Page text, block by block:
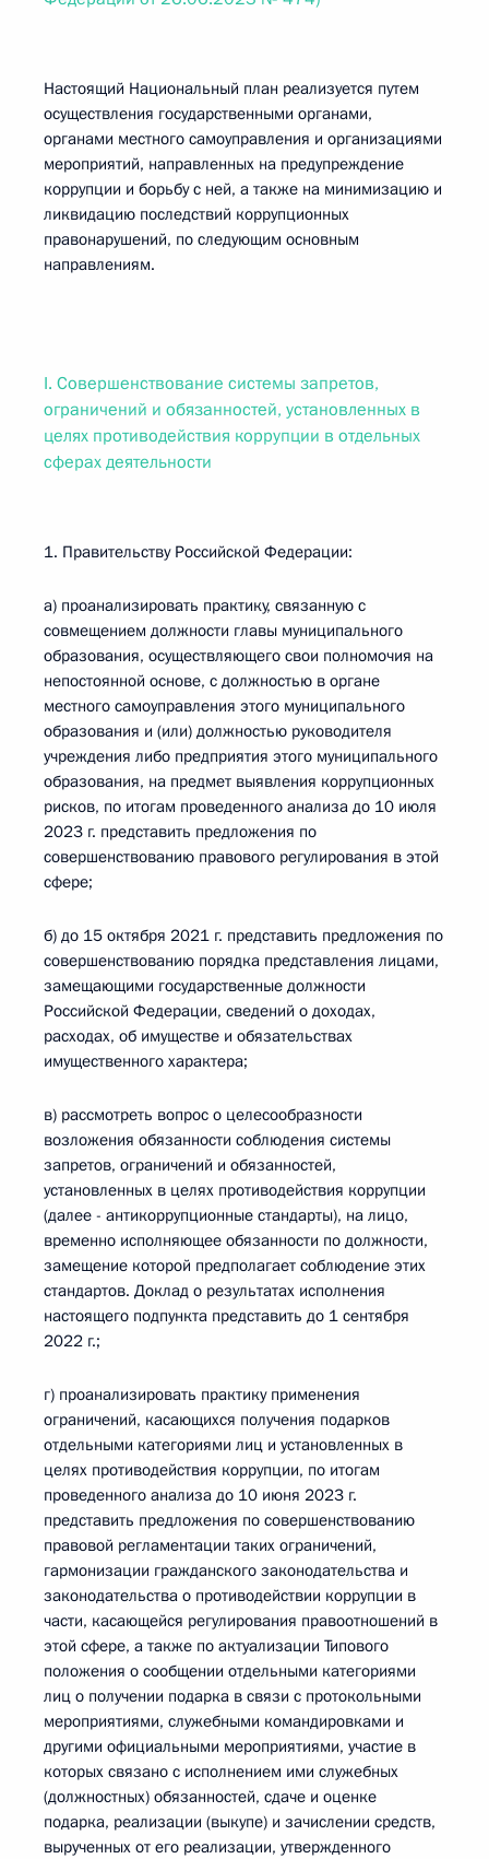
Настоящий Национальный план реализуется путем
осуществления государственными органами,
органами местного самоуправления и организациями
мероприятий, направленных на предупреждение
коррупции и борьбу с ней, а также на минимизацию и
ликвидацию последствий коррупционных
правонарушений, по следующим основным
направлениям.
I. Совершенствование системы запретов,
ограничений и обязанностей, установленных в
целях противодействия коррупции в отдельных
сферах деятельности
1. Правительству Российской Федерации:
а) проанализировать практику, связанную с
совмещением должности главы муниципального
образования, осуществляющего свои полномочия на
непостоянной основе, с должностью в органе
местного самоуправления этого муниципального
образования и (или) должностью руководителя
учреждения либо предприятия этого муниципального
образования, на предмет выявления коррупционных
рисков, по итогам проведенного анализа до 10 июля
2023 г. представить предложения по
совершенствованию правового регулирования в этой
сфере;
б) до 15 октября 2021 г. представить предложения по
совершенствованию порядка представления лицами,
замещающими государственные должности
Российской Федерации, сведений о доходах,
расходах, об имуществе и обязательствах
имущественного характера;
в) рассмотреть вопрос о целесообразности
возложения обязанности соблюдения системы
запретов, ограничений и обязанностей,
установленных в целях противодействия коррупции
(далее - антикоррупционные стандарты), на лицо,
временно исполняющее обязанности по должности,
замещение которой предполагает соблюдение этих
стандартов. Доклад о результатах исполнения
настоящего подпункта представить до 1 сентября
2022 г.;
г) проанализировать практику применения
ограничений, касающихся получения подарков
отдельными категориями лиц и установленных в
целях противодействия коррупции, по итогам
проведенного анализа до 10 июня 2023 г.
представить предложения по совершенствованию
правовой регламентации таких ограничений,
гармонизации гражданского законодательства и
законодательства о противодействии коррупции в
части, касающейся регулирования правоотношений в
этой сфере, а также по актуализации Типового
положения о сообщении отдельными категориями
лиц о получении подарка в связи с протокольными
мероприятиями, служебными командировками и
другими официальными мероприятиями, участие в
которых связано с исполнением ими служебных
(должностных) обязанностей, сдаче и оценке
подарка, реализации (выкупе) и зачислении средств,
вырученных от его реализации, утвержденного